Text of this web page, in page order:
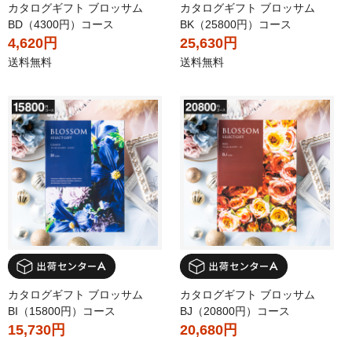
カタログギフト ブロッサム
BD（4300円）コース
4,620円
送料無料
カタログギフト ブロッサム
BK（25800円）コース
25,630円
送料無料
カタログギフト ブロッサム
BI（15800円）コース
15,730円
カタログギフト ブロッサム
BJ（20800円）コース
20,680円